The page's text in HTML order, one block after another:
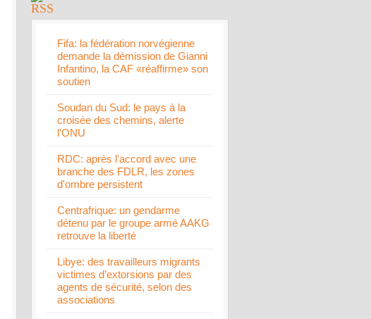
Fifa: la fédération norvégienne
demande la démission de Gianni
Infantino, la CAF «réaffirme» son
soutien
Soudan du Sud: le pays à la
croisée des chemins, alerte
l'ONU
RDC: après l'accord avec une
branche des FDLR, les zones
d'ombre persistent
Centrafrique: un gendarme
détenu par le groupe armé AAKG
retrouve la liberté
Libye: des travailleurs migrants
victimes d’extorsions par des
agents de sécurité, selon des
associations